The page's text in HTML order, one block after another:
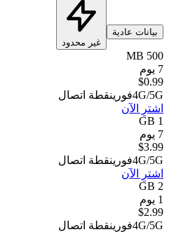
بيانات عادية
غير محدود
500 MB
7 يوم
$0.99
4G/5Gفورينقطة اتصال
اشترِ الآن
1 GB
7 يوم
$3.99
4G/5Gفورينقطة اتصال
اشترِ الآن
2 GB
1 يوم
$2.99
4G/5Gفورينقطة اتصال